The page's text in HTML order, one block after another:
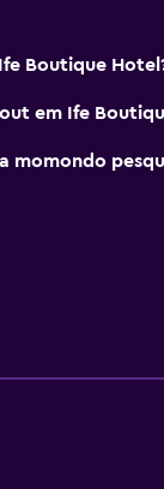
Boutique
em Ife
momondo